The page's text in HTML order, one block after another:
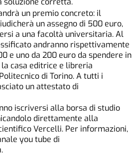
un premio concreto: il
un assegno di 500 euro,
a una facoltà universitaria. Al
andranno rispettivamente
e uno da 200 euro da spendere in
casa editrice e libreria
di Torino. A tutti i
un attestato di
iscriversi alla borsa di studio
direttamente alla
Vercelli. Per informazioni,
you tube di